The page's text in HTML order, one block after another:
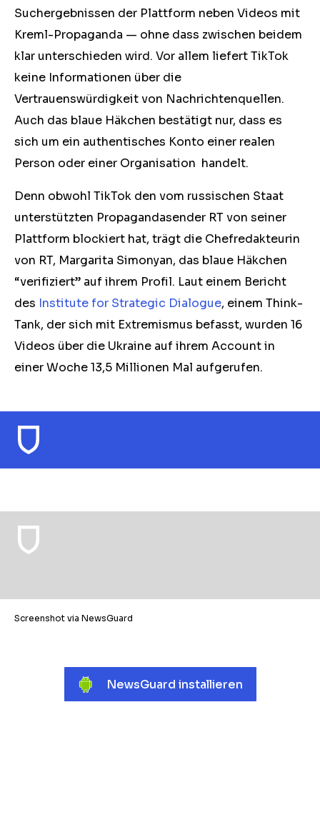
Suchergebnissen der Plattform neben Videos mit
Kreml-Propaganda ⁠— ohne dass zwischen beidem
klar unterschieden wird. Vor allem liefert TikTok
keine Informationen über die
Vertrauenswürdigkeit von Nachrichtenquellen.
Auch das blaue Häkchen bestätigt nur, dass es
sich um ein authentisches Konto einer realen
Person oder einer Organisation handelt.
Denn obwohl TikTok den vom russischen Staat
unterstützten Propagandasender RT von seiner
Plattform blockiert hat, trägt die Chefredakteurin
von RT, Margarita Simonyan, das blaue Häkchen
“verifiziert” auf ihrem Profil. Laut einem Bericht
des Institute for Strategic Dialogue, einem Think-
Tank, der sich mit Extremismus befasst, wurden 16
Videos über die Ukraine auf ihrem Account in
einer Woche 13,5 Millionen Mal aufgerufen.
Screenshot via NewsGuard
NewsGuard installieren